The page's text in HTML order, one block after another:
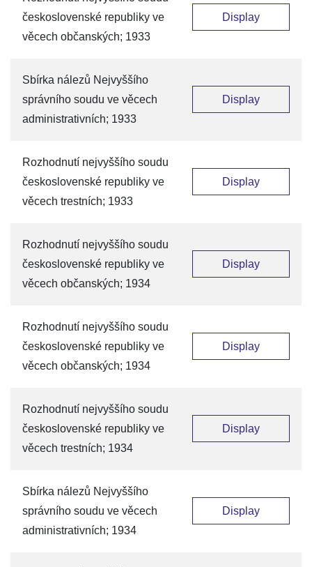
československé republiky ve
věcech občanských; 1933
Display
Sbírka nálezů Nejvyššího
správního soudu ve věcech
administrativních; 1933
Display
Rozhodnutí nejvyššího soudu
československé republiky ve
věcech trestních; 1933
Display
Rozhodnutí nejvyššího soudu
československé republiky ve
věcech občanských; 1934
Display
Rozhodnutí nejvyššího soudu
československé republiky ve
věcech občanských; 1934
Display
Rozhodnutí nejvyššího soudu
československé republiky ve
věcech trestních; 1934
Display
Sbírka nálezů Nejvyššího
správního soudu ve věcech
administrativních; 1934
Display